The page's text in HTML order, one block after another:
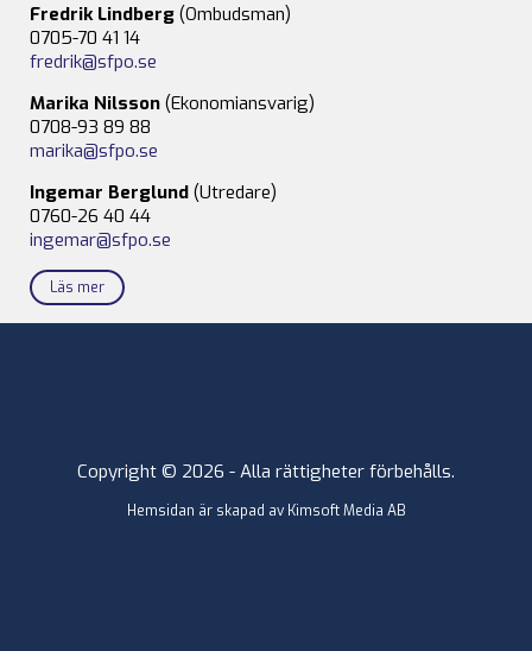
Fredrik Lindberg (Ombudsman)
0705-70 41 14
fredrik@sfpo.se
Marika Nilsson (Ekonomiansvarig)
0708-93 89 88
marika@sfpo.se
Ingemar Berglund (Utredare)
0760-26 40 44
ingemar@sfpo.se
Läs mer
Copyright © 2026 - Alla rättigheter förbehålls.
Hemsidan är skapad av Kimsoft Media AB